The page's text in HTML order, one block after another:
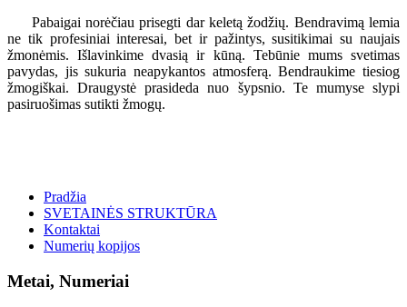
Pabaigai norėčiau prisegti dar keletą žodžių. Bendravimą lemia
ne tik profesiniai interesai, bet ir pažintys, susitikimai su naujais
žmonėmis. Išlavinkime dvasią ir kūną. Tebūnie mums svetimas
pavydas, jis sukuria neapykantos atmosferą. Bendraukime tiesiog
žmogiškai. Draugystė prasideda nuo šypsnio. Te mumyse slypi
pasiruošimas sutikti žmogų.
Pradžia
SVETAINĖS STRUKTŪRA
Kontaktai
Numerių kopijos
Metai, Numeriai